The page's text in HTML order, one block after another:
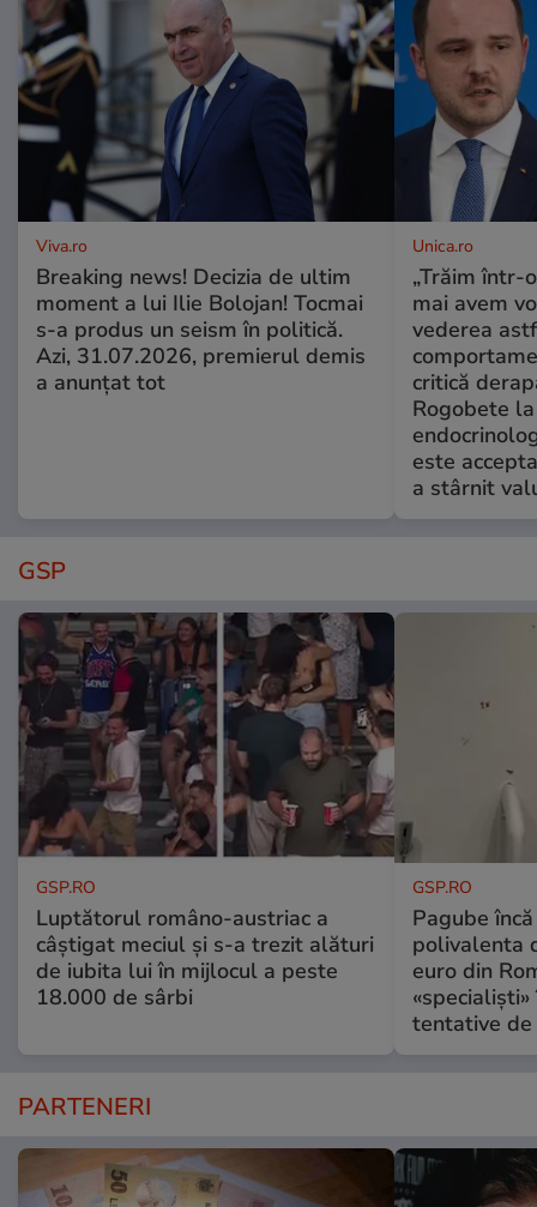
Viva.ro
Breaking news! Decizia de ultim
moment a lui Ilie Bolojan! Tocmai
s-a produs un seism în politică.
Azi, 31.07.2026, premierul demis
a anunțat tot
Unica.ro
„Trăim într-
mai avem
vederea
critică
Rogobete
este
a stârnit
GSP
GSP.RO
Luptătorul româno-austriac a
câștigat meciul și s-a trezit alături
de iubita lui în mijlocul a peste
18.000 de sârbi
GSP.RO
Pagube
polivalenta
euro din
tentative de
PARTENERI